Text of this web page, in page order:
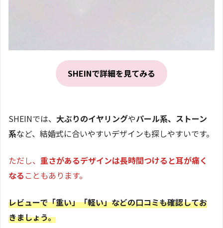
SHEINで詳細を見てみる
SHEINでは、 大ぶりのイヤリングやパール系、ストーン
系など、結婚式に合いやすいデザインも探しやすいです。
ただし、 重さがあるデザインは長時間つけると耳が痛く
なる こともあります。
レビューで「重い」「軽い」などの口コミも確認してお
きましょう。